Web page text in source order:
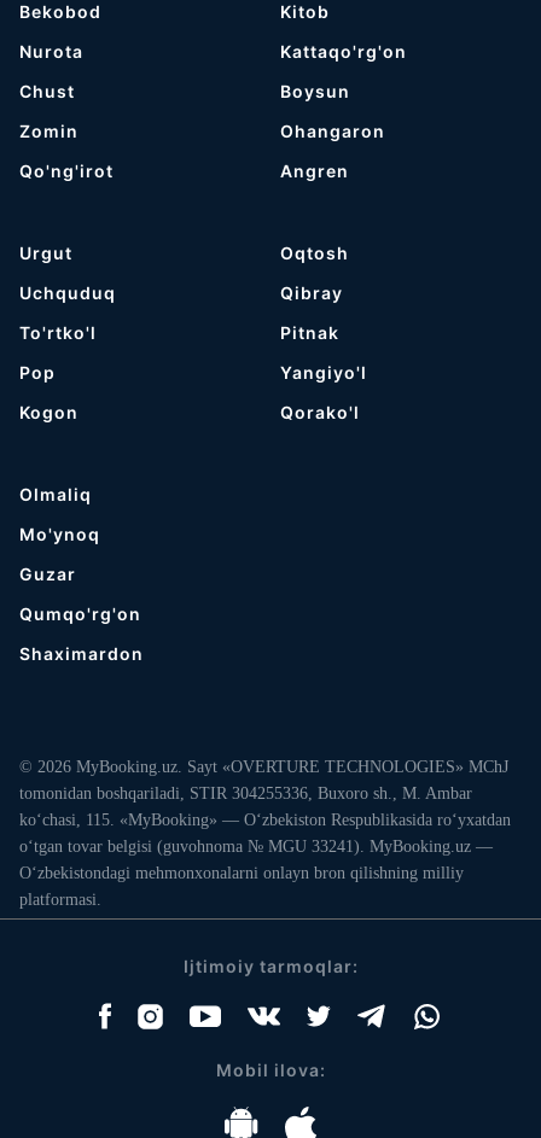
Bekobod
Nurota
Chust
Zomin
Qo'ng'irot
Kitob
Kattaqo'rg'on
Boysun
Ohangaron
Angren
Urgut
Uchquduq
To'rtko'l
Pop
Kogon
Oqtosh
Qibray
Pitnak
Yangiyo'l
Qorako'l
Olmaliq
Mo'ynoq
Guzar
Qumqo'rg'on
Shaximardon
© 2026 MyBooking.uz. Sayt «OVERTURE TECHNOLOGIES» MChJ
tomonidan boshqariladi, STIR 304255336, Buxoro sh., M. Ambar
ko‘chasi, 115. «MyBooking» — O‘zbekiston Respublikasida ro‘yxatdan
o‘tgan tovar belgisi (guvohnoma № MGU 33241). MyBooking.uz —
O‘zbekistondagi mehmonxonalarni onlayn bron qilishning milliy
platformasi.
Ijtimoiy tarmoqlar:
Mobil ilova: